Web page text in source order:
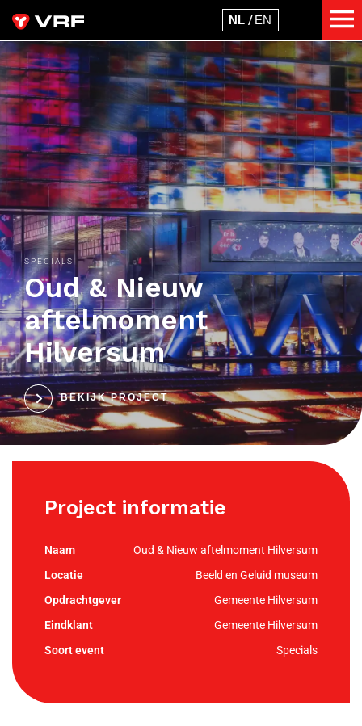
SPECIALS
Oud & Nieuw
aftelmoment
Hilversum
BEKIJK PROJECT
Project informatie
Oud & Nieuw aftelmoment Hilversum
Beeld en Geluid museum
Gemeente Hilversum
Gemeente Hilversum
Specials